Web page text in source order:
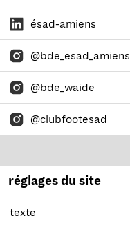
ésad-amiens
@bde_esad_amiens
@bde_waide
@clubfootesad
réglages du site
texte